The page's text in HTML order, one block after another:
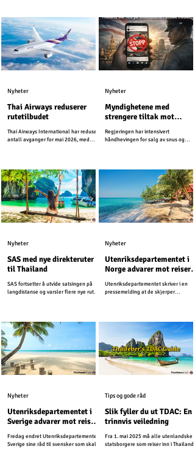
Thai Airways reduserer
rutetilbudet
Thai Airways International har redusert
antall avganger for mai 2026, med
Nyheter
Myndighetene med
strengere tiltak mot
medier
Regjeringen har intensivert
håndhevingen for salg av snus og
Nyheter
SAS med nye direkteruter
til Thailand
SAS fortsetter å utvide satsingen på
langdistanse og varsler flere nye ruter i
Nyheter
Utenriksdepartementet i
Norge advarer mot reiser
Utenriksdepartementet skriver i en
pressemelding at de skjerper
hver side av grensen mellom Thailand
og Kambodsja. Den forrige
reiseadvarselen gjaldt for 20 kilometer
fra grensen.
Nyheter
Utenriksdepartementet i
Sverige advarer mot reiser
til ferieøyer i Thailand
Fredag endret Utenriksdepartementet i
Sverige sine råd til svensker som skal
Nyheter
Slik fyller du ut TDAC: En
trinnvis veiledning
Fra 1. mai 2025 må alle utenlandske
statsborgere som reiser inn i Thailand
Tips og gode råd